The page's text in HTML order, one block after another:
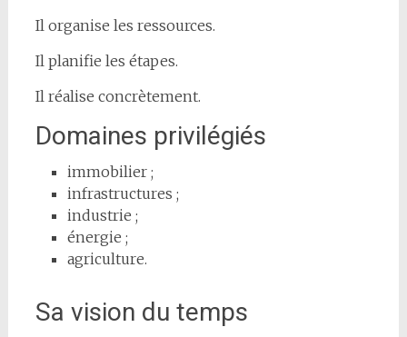
Il organise les ressources.
Il planifie les étapes.
Il réalise concrètement.
Domaines privilégiés
immobilier ;
infrastructures ;
industrie ;
énergie ;
agriculture.
Sa vision du temps